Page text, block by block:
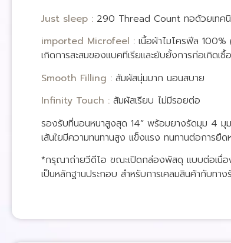
Just sleep : 290 Thread Count ทอด้วยเทค
imported Microfeel : เนื้อผ้าไมโครฟีล
เกิดการสะสมของแบคทีเรียและยับยั้งการก่อเกิดเชื้
Smooth Filling : สัมผัสนุ่มมาก นอนสบาย
Infinity Touch : สัมผัสเรียบ ไม่มีรอยต่อ
รองรับที่นอนหนาสูงสุด 14” พร้อมยางรัดมุม 4 มุม
เส้นใยมีความทนทานสูง แข็งแรง ทนทานต่อการยืด
*กรุณาถ่ายวีดีโอ ขณะเปิดกล่องพัสดุ แบบต่อเนื่
เป็นหลักฐานประกอบ สำหรับการเคลมสินค้ากับทาง